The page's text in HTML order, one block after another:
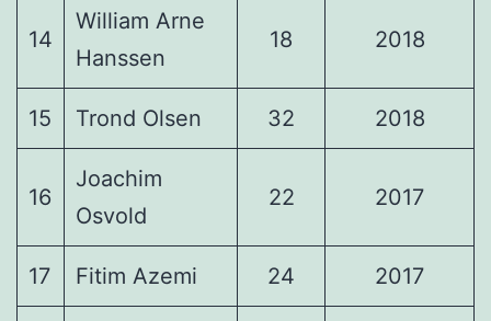
14
William Arne
Hanssen
18 2018
15 Trond Olsen 32 2018
16
Joachim
Osvold
22 2017
17 Fitim Azemi 24 2017